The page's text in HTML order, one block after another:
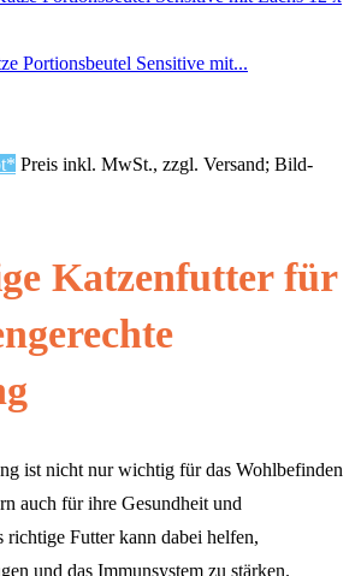
Portionsbeutel Sensitive mit...
Preis inkl. MwSt., zzgl. Versand; Bild-
Katzenfutter für
ist nicht nur wichtig für das Wohlbefinden
auch für ihre Gesundheit und
richtige Futter kann dabei helfen,
und das Immunsystem zu stärken.